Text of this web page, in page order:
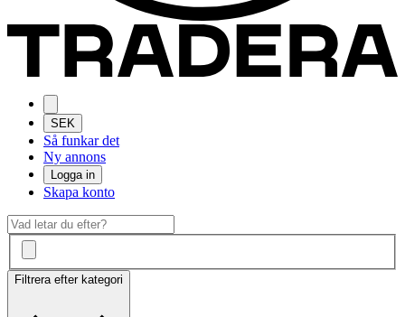
SEK
Så funkar det
Ny annons
Logga in
Skapa konto
Filtrera efter kategori